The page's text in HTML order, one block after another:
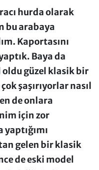
hurda olarak
bu arabaya
Kaportasını
Baya da
güzel klasik bir
şaşırıyorlar nasıl
de onlara
için zor
gelen bir klasik
de eski model